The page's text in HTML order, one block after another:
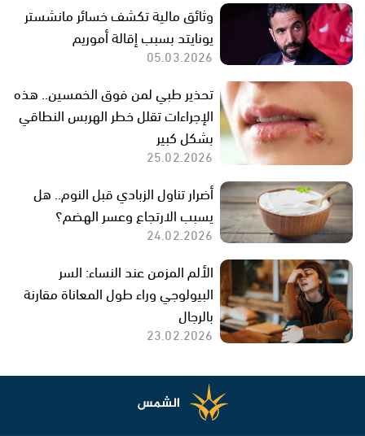
وثائق مالية تكشف خسائر مانشستر
يونايتد بسبب إقالة أموريم
05.03.2026
تحذير طبي لمن فوق الخمسين.. هذه
الإجراءات تقلل خطر الهربس النطاقي
بشكل كبير
25.02.2026
أضرار تناول الزبادي قبل النوم.. هل
يسبب الارتجاع وعسر الهضم؟
24.02.2026
الألم المزمن عند النساء: السر
البيولوجي وراء طول المعاناة مقارنة
بالرجال
23.02.2026